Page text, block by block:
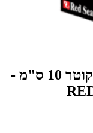
גרב מיקרונית 225 מיקרון רד סי קוטר 10 ס"מ -